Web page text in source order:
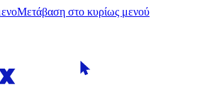
Μετάβαση στο κυρίως μενού